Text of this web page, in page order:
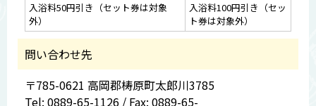
入浴料50円引き（セット券は対象
外）
入浴料100円引き（セッ
ト券は対象外）
問い合わせ先
〒785-0621 高岡郡梼原町太郎川3785
Tel: 0889-65-1126 / Fax: 0889-65-